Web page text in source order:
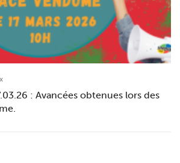
: Avancées obtenues lors des